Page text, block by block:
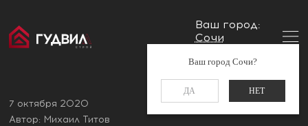
Ваш город:
Сочи
Ваш город Сочи?
ДА НЕТ
Заказать звонок
7 октября 2020
Автор: Михаил Титов